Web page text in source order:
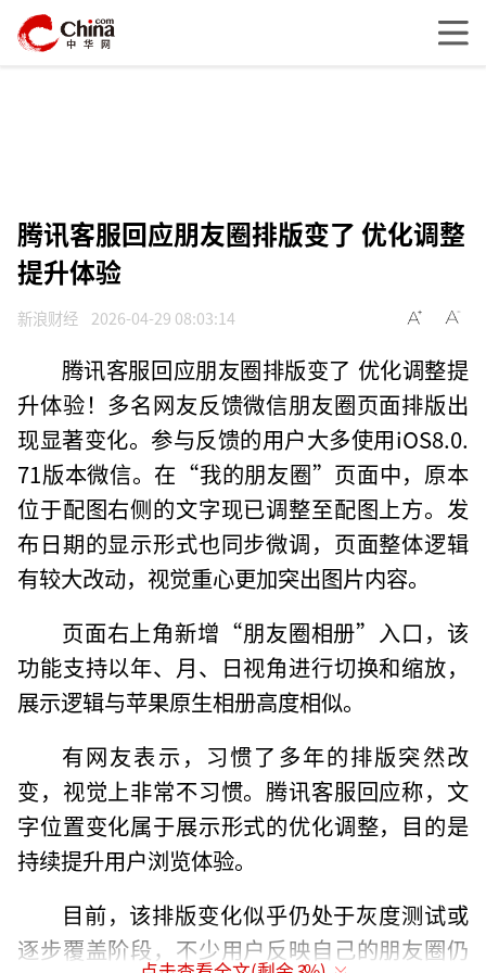
腾讯客服回应朋友圈排版变了 优化调整
提升体验
新浪财经 2026-04-29 08:03:14
腾讯客服回应朋友圈排版变了 优化调整提
升体验！多名网友反馈微信朋友圈页面排版出
现显著变化。参与反馈的用户大多使用iOS8.0.
71版本微信。在“我的朋友圈”页面中，原本
位于配图右侧的文字现已调整至配图上方。发
布日期的显示形式也同步微调，页面整体逻辑
有较大改动，视觉重心更加突出图片内容。
页面右上角新增“朋友圈相册”入口，该
功能支持以年、月、日视角进行切换和缩放，
展示逻辑与苹果原生相册高度相似。
有网友表示，习惯了多年的排版突然改
变，视觉上非常不习惯。腾讯客服回应称，文
字位置变化属于展示形式的优化调整，目的是
持续提升用户浏览体验。
目前，该排版变化似乎仍处于灰度测试或
逐步覆盖阶段，不少用户反映自己的朋友圈仍